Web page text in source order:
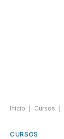
Início Cursos
CURSOS